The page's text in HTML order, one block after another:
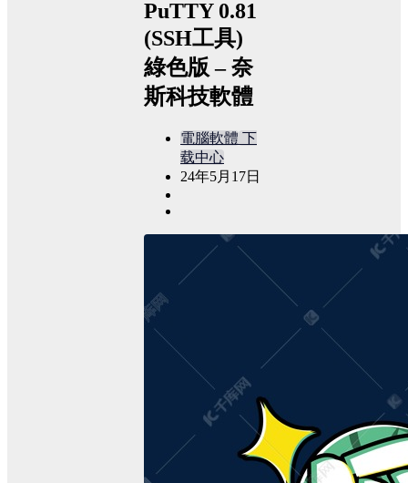
PuTTY 0.81
(SSH工具)
綠色版 – 奈
斯科技軟體
電腦軟體 下
载中心
24年5月17日